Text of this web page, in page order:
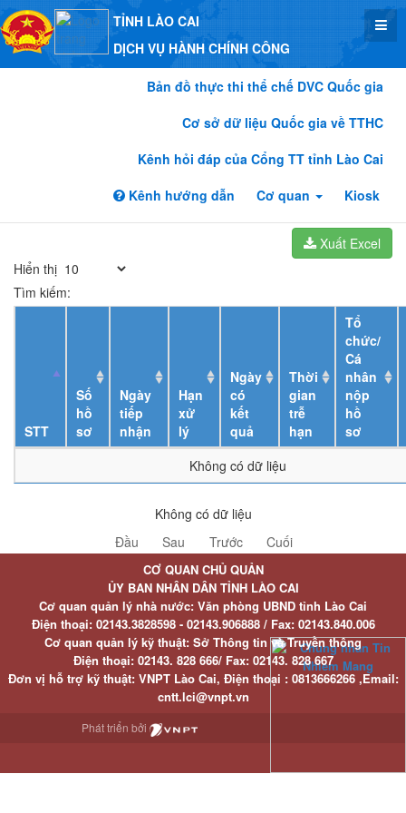
TỈNH LÀO CAI
DỊCH VỤ HÀNH CHÍNH CÔNG
Bản đồ thực thi thể chế DVC Quốc gia
Cơ sở dữ liệu Quốc gia về TTHC
Kênh hỏi đáp của Cổng TT tỉnh Lào Cai
Kênh hướng dẫn
Cơ quan Kiosk
Xuất Excel
Hiển thị
Tìm kiếm:
STT
Số
hồ
sơ
Ngày
tiếp
nhận
Hạn
xử
lý
Ngày
có
kết
quả
Thời
gian
trễ
hạn
Tổ
chức/
Cá
nhân
nộp
hồ
sơ
Không có dữ liệu
Không có dữ liệu
Đầu
Sau Trước Cuối
CƠ QUAN CHỦ QUẢN
ỦY BAN NHÂN DÂN TỈNH LÀO CAI
Cơ quan quản lý nhà nước: Văn phòng UBND tỉnh Lào Cai
Điện thoại:02143.3828598 - 02143.906888 / Fax:02143.840.006
Cơ quan quản lý kỹ thuật: Sở Thông tin và Truyền thông
Điện thoại:02143. 828 666/ Fax:02143. 828 667
Đơn vị hỗ trợ kỹ thuật: VNPT Lào Cai, Điện thoại : 0813666266 ,Email:
cntt.lci@vnpt.vn
Phát triển bởi